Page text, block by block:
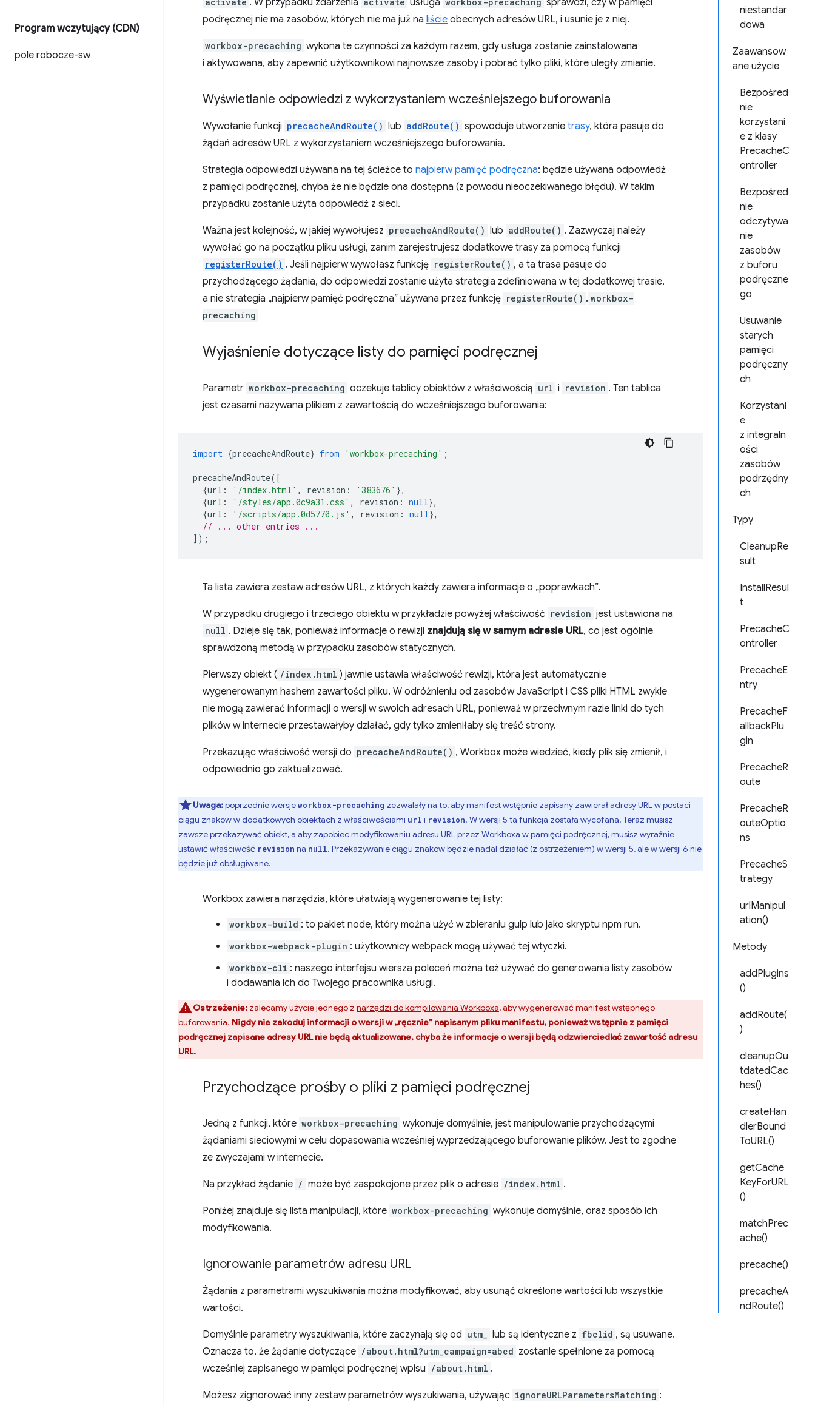
Program wczytujący (CDN)
pole robocze-sw
niestandar
dowa
Zaawansow
ane użycie
Bezpośred
nie
korzystani
e z klasy
PrecacheC
ontroller
Bezpośred
nie
odczytywa
nie
zasobów
z buforu
podręczne
go
Usuwanie
starych
pamięci
podręczny
ch
Korzystani
e
z integraln
ości
zasobów
podrzędny
ch
Typy
CleanupRe
sult
InstallResul
t
PrecacheC
ontroller
PrecacheE
ntry
PrecacheF
allbackPlu
gin
PrecacheR
oute
PrecacheR
outeOptio
ns
PrecacheS
trategy
urlManipul
ation()
Metody
addPlugins
()
addRoute(
)
cleanupOu
tdatedCac
hes()
createHan
dlerBound
ToURL()
getCache
KeyForURL
()
matchPrec
ache()
precache()
precacheA
ndRoute()
. W przypadku zdarzenia usługa
sprawdzi, czy w pamięci
podręcznej nie ma zasobów, których nie ma już na liście obecnych adresów URL, i usunie je z niej.
workbox-precaching wykona te czynności za każdym razem, gdy usługa zostanie zainstalowana
i aktywowana, aby zapewnić użytkownikowi najnowsze zasoby i pobrać tylko pliki, które uległy zmianie.
Wyświetlanie odpowiedzi z wykorzystaniem wcześniejszego buforowania
Wywołanie funkcji precacheAndRoute() lub addRoute() spowoduje utworzenie trasy, która pasuje do
żądań adresów URL z wykorzystaniem wcześniejszego buforowania.
Strategia odpowiedzi używana na tej ścieżce to najpierw pamięć podręczna: będzie używana odpowiedź
z pamięci podręcznej, chyba że nie będzie ona dostępna (z powodu nieoczekiwanego błędu). W takim
przypadku zostanie użyta odpowiedź z sieci.
Ważna jest kolejność, w jakiej wywołujesz precacheAndRoute() lub addRoute() . Zazwyczaj należy
wywołać go na początku pliku usługi, zanim zarejestrujesz dodatkowe trasy za pomocą funkcji
registerRoute() . Jeśli najpierw wywołasz funkcję registerRoute() , a ta trasa pasuje do
przychodzącego żądania, do odpowiedzi zostanie użyta strategia zdefiniowana w tej dodatkowej trasie,
a nie strategia „najpierw pamięć podręczna” używana przez funkcję registerRoute() . workbox-
precaching
Wyjaśnienie dotyczące listy do pamięci podręcznej
Parametr workbox-precaching oczekuje tablicy obiektów z właściwością url i revision . Ten tablica
jest czasami nazywana plikiem z zawartością do wcześniejszego buforowania:
import {precacheAndRoute} from 'workbox-precaching' ;
precacheAndRoute([
{url : '/index.html' , revision : '383676' },
{url : '/styles/app.0c9a31.css' , revision : null},
{url : '/scripts/app.0d5770.js' , revision : null},
// ... other entries ...
]);
Ta lista zawiera zestaw adresów URL, z których każdy zawiera informacje o „poprawkach”.
W przypadku drugiego i trzeciego obiektu w przykładzie powyżej właściwość revision jest ustawiona na
null . Dzieje się tak, ponieważ informacje o rewizji znajdują się w samym adresie URL, co jest ogólnie
sprawdzoną metodą w przypadku zasobów statycznych.
Pierwszy obiekt ( /index.html ) jawnie ustawia właściwość rewizji, która jest automatycznie
wygenerowanym hashem zawartości pliku. W odróżnieniu od zasobów JavaScript i CSS pliki HTML zwykle
nie mogą zawierać informacji o wersji w swoich adresach URL, ponieważ w przeciwnym razie linki do tych
plików w internecie przestawałyby działać, gdy tylko zmieniłaby się treść strony.
Przekazując właściwość wersji do precacheAndRoute() , Workbox może wiedzieć, kiedy plik się zmienił, i
odpowiednio go zaktualizować.
Uwaga:poprzednie wersjeworkbox-precaching zezwalały na to, aby manifest wstępnie zapisany zawierał adresy URL w postaci
ciągu znaków w dodatkowych obiektach z właściwościami url i revision. W wersji 5 ta funkcja została wycofana. Teraz musisz
zawsze przekazywać obiekt, a aby zapobiec modyfikowaniu adresu URL przez Workboxa w pamięci podręcznej, musisz wyraźnie
ustawić właściwość revision na null. Przekazywanie ciągu znaków będzie nadal działać (z ostrzeżeniem) w wersji 5, ale w wersji 6 nie
będzie już obsługiwane.
Workbox zawiera narzędzia, które ułatwiają wygenerowanie tej listy:
workbox-build : to pakiet node, który można użyć w zbieraniu gulp lub jako skryptu npm run.
workbox-webpack-plugin : użytkownicy webpack mogą używać tej wtyczki.
workbox-cli : naszego interfejsu wiersza poleceń można też używać do generowania listy zasobów
i dodawania ich do Twojego pracownika usługi.
Ostrzeżenie: zalecamy użycie jednego z narzędzi do kompilowania Workboxa, aby wygenerować manifest wstępnego
buforowania. Nigdy nie zakoduj informacji o wersji w „ręcznie” napisanym pliku manifestu, ponieważ wstępnie z pamięci
podręcznej zapisane adresy URL nie będą aktualizowane, chyba że informacje o wersji będą odzwierciedlać zawartość adresu
URL.
Przychodzące prośby o pliki z pamięci podręcznej
Jedną z funkcji, które workbox-precaching wykonuje domyślnie, jest manipulowanie przychodzącymi
żądaniami sieciowymi w celu dopasowania wcześniej wyprzedzającego buforowanie plików. Jest to zgodne
ze zwyczajami w internecie.
Na przykład żądanie / może być zaspokojone przez plik o adresie /index.html .
Poniżej znajduje się lista manipulacji, które workbox-precaching wykonuje domyślnie, oraz sposób ich
modyfikowania.
Ignorowanie parametrów adresu URL
Żądania z parametrami wyszukiwania można modyfikować, aby usunąć określone wartości lub wszystkie
wartości.
Domyślnie parametry wyszukiwania, które zaczynają się od utm_ lub są identyczne z fbclid , są usuwane.
Oznacza to, że żądanie dotyczące /about.html?utm_campaign=abcd zostanie spełnione za pomocą
wcześniej zapisanego w pamięci podręcznej wpisu /about.html .
Możesz zignorować inny zestaw parametrów wyszukiwania, używając ignoreURLParametersMatching :